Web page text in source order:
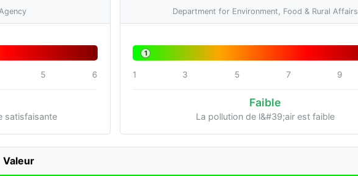
5 6
satisfaisante
Department for Environment, Food & Rural Affairs
1
1 3 5 7 9
Faible
La pollution de l&#39;air est faible
Valeur